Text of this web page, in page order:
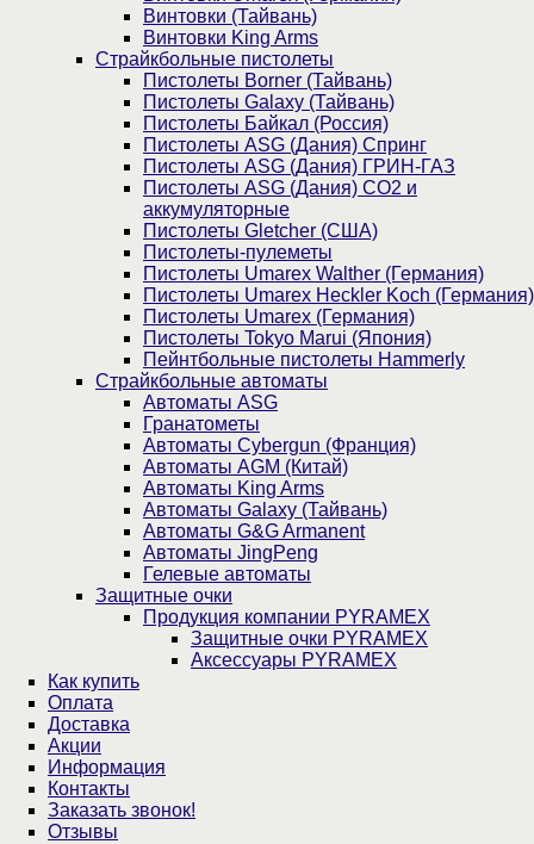
Винтовки (Тайвань)
Винтовки King Arms
Страйкбольные пистолеты
Пистолеты Borner (Тайвань)
Пистолеты Galaxy (Тайвань)
Пистолеты Байкал (Россия)
Пистолеты ASG (Дания) Спринг
Пистолеты ASG (Дания) ГРИН-ГАЗ
Пистолеты ASG (Дания) CO2 и
аккумуляторные
Пистолеты Gletcher (США)
Пистолеты-пулеметы
Пистолеты Umarex Walther (Германия)
Пистолеты Umarex Heckler Koch (Германия)
Пистолеты Umarex (Германия)
Пистолеты Tokyo Marui (Япония)
Пейнтбольные пистолеты Hammerly
Страйкбольные автоматы
Автоматы ASG
Гранатометы
Автоматы Cybergun (Франция)
Автоматы AGM (Китай)
Автоматы King Arms
Автоматы Galaxy (Тайвань)
Автоматы G&G Armanent
Автоматы JingPeng
Гелевые автоматы
Защитные очки
Продукция компании PYRAMEX
Защитные очки PYRAMEX
Аксессуары PYRAMEX
Как купить
Оплата
Доставка
Акции
Информация
Контакты
Заказать звонок!
Отзывы